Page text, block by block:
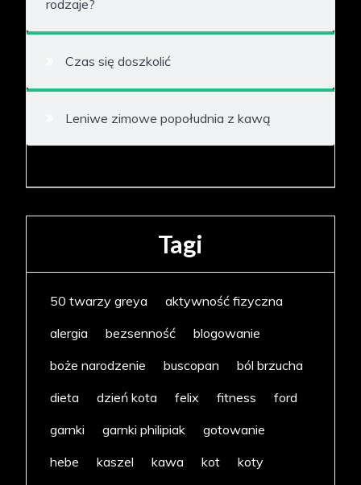
rodzaje?
Czas się doszkolić
Leniwe zimowe popołudnia z kawą
Tagi
50 twarzy greya
aktywność fizyczna
alergia
bezsenność
blogowanie
boże narodzenie
buscopan
ból brzucha
dieta
dzień kota felix fitness
ford
garnki
garnki philipiak
gotowanie
hebe
kaszel kawa kot
koty